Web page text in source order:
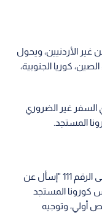
غير الأردنيين، ويحول
كوريا الجنوبية،
السفر غير الضروري
المستجد.
سيتم قريبا توفير خدمة خط ساخن مجاني على الرقم 111 "إسأل عن
كورونا المستجد
أولي، وتوجيه